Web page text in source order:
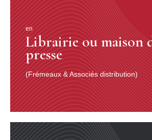
en
Librairie ou maison
presse
(Frémeaux & Associés distribution)